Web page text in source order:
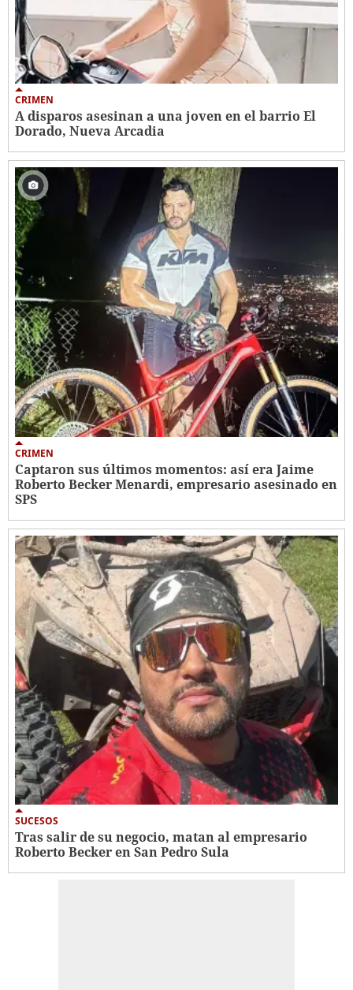
CRIMEN
A disparos asesinan a una joven en el barrio El
Dorado, Nueva Arcadia
CRIMEN
Captaron sus últimos momentos: así era Jaime
Roberto Becker Menardi​​​, empresario asesinado en
SPS
SUCESOS
Tras salir de su negocio, matan al empresario
Roberto Becker en San Pedro Sula